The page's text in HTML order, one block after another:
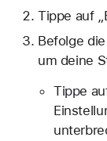
Tippe auf
Befolge
um deine
Tippe